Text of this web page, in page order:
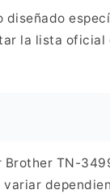
la lista
TN-
variar